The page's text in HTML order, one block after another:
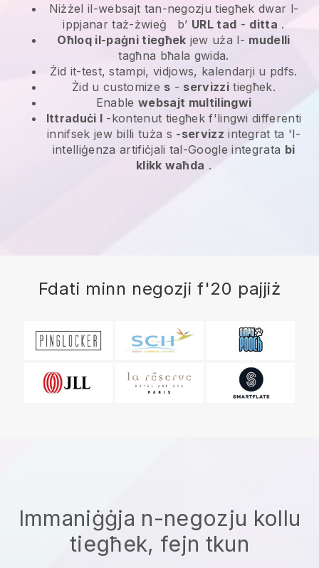
Niżżel il-websajt tan-negozju tiegħek dwar l-
ippjanar taż-żwieġ
b’ URL tad - ditta .
Oħloq il-paġni tiegħek jew uża l- mudelli
tagħna bħala gwida.
Żid it-test, stampi, vidjows, kalendarji u pdfs.
Żid u customize s - servizzi tiegħek.
Enablewebsajt multilingwi
Ittraduċi l -kontenut tiegħek f'lingwi differenti
innifsek jew billi tuża s -servizz integrat ta 'l-
intelliġenza artifiċjali tal-Google integrata bi
klikk waħda .
Fdati minn negozji f'20 pajjiż
Immaniġġja n-negozju kollu
tiegħek, fejn tkun